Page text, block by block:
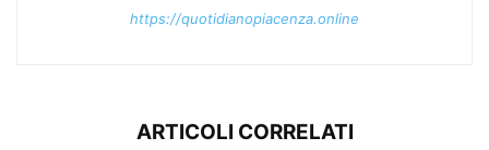
https://quotidianopiacenza.online
ARTICOLI CORRELATI